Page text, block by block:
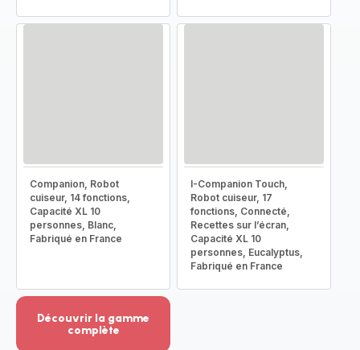
Companion, Robot
cuiseur, 14 fonctions,
Capacité XL 10
personnes, Blanc,
Fabriqué en France
I-Companion Touch,
Robot cuiseur, 17
fonctions, Connecté,
Recettes sur l’écran,
Capacité XL 10
personnes, Eucalyptus,
Fabriqué en France
Découvrir la gamme
complète